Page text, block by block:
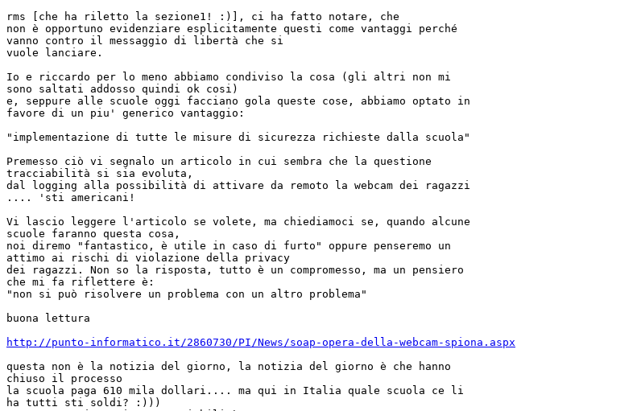
rms [che ha riletto la sezione1! :)], ci ha fatto notare, che
non è opportuno evidenziare esplicitamente questi come vantaggi perché
vanno contro il messaggio di libertà che si
vuole lanciare.
Io e riccardo per lo meno abbiamo condiviso la cosa (gli altri non mi
sono saltati addosso quindi ok cosi)
e, seppure alle scuole oggi facciano gola queste cose, abbiamo optato in
favore di un piu' generico vantaggio:
"implementazione di tutte le misure di sicurezza richieste dalla scuola"
Premesso ciò vi segnalo un articolo in cui sembra che la questione
tracciabilità si sia evoluta,
dal logging alla possibilità di attivare da remoto la webcam dei ragazzi
.... 'sti americani!
Vi lascio leggere l'articolo se volete, ma chiediamoci se, quando alcune
scuole faranno questa cosa,
noi diremo "fantastico, è utile in caso di furto" oppure penseremo un
attimo ai rischi di violazione della privacy
dei ragazzi. Non so la risposta, tutto è un compromesso, ma un pensiero
che mi fa riflettere è:
"non si può risolvere un problema con un altro problema"
buona lettura
http://punto-informatico.it/2860730/PI/News/soap-opera-della-webcam-spiona.aspx
questa non è la notizia del giorno, la notizia del giorno è che hanno
chiuso il processo
la scuola paga 610 mila dollari.... ma qui in Italia quale scuola ce li
ha tutti sti soldi? :)))